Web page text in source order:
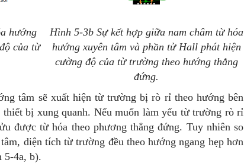
hướng
của từ
Hình 5-3b Sự kết hợp giữa nam châm từ hóa
hướng xuyên tâm và phần tử Hall phát hiện
cường độ của từ trường theo hướng thẳng
đứng.
tâm sẽ xuất hiện từ trường bị rò rỉ theo hướng bên
bị xung quanh. Nếu muốn làm yếu từ trường rò rỉ
được từ hóa theo phương thẳng đứng. Tuy nhiên so
diện tích từ trường đều theo hướng ngang hẹp hơn
5-4a, b).